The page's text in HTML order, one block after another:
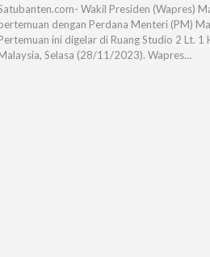
Wakil Presiden (Wapres)
dengan Perdana Menteri (PM)
ini digelar di Ruang Studio 2 Lt. 1
Selasa (28/11/2023). Wapres…